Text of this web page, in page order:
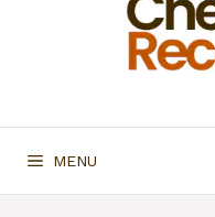
MENU